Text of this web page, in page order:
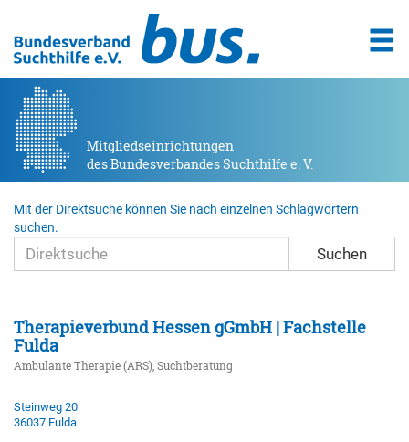
Mitgliedseinrichtungen
des Bundesverbandes Suchthilfe e. V.
Mit der Direktsuche können Sie nach einzelnen Schlagwörtern
suchen.
Suchen
Therapieverbund Hessen gGmbH | Fachstelle
Fulda
Ambulante Therapie (ARS), Suchtberatung
Steinweg 20
36037 Fulda